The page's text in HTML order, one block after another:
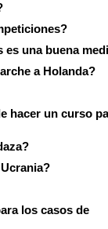
es una buena
a Holanda?
hacer un curso
los casos de